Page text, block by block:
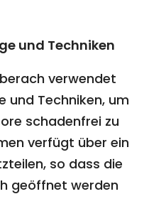
und Techniken
verwendet
und Techniken, um
schadenfrei zu
verfügt über ein
so dass die
geöffnet werden